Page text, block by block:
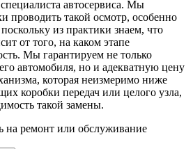
автосервиса. Мы
проводить такой осмотр, особенно
из практики знаем, что
от того, на каком этапе
Мы гарантируем не только
автомобиля, но и адекватную цену
которая неизмеримо ниже
коробки передач или целого узла,
такой замены.
на ремонт или обслуживание